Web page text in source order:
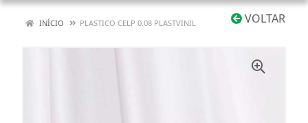
VOLTAR
INÍCIO PLASTICO CELP 0.08 PLASTVINIL